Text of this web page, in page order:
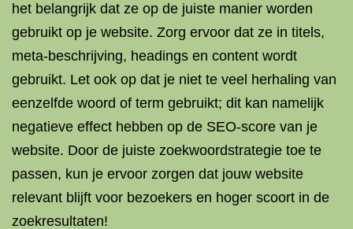
het belangrijk dat ze op de juiste manier worden
gebruikt op je website. Zorg ervoor dat ze in titels,
meta-beschrijving, headings en content wordt
gebruikt. Let ook op dat je niet te veel herhaling van
eenzelfde woord of term gebruikt; dit kan namelijk
negatieve effect hebben op de SEO-score van je
website. Door de juiste zoekwoordstrategie toe te
passen, kun je ervoor zorgen dat jouw website
relevant blijft voor bezoekers en hoger scoort in de
zoekresultaten!